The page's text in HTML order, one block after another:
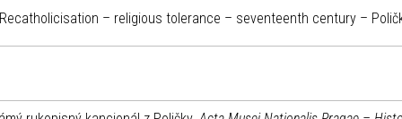
– religious tolerance – seventeenth century –